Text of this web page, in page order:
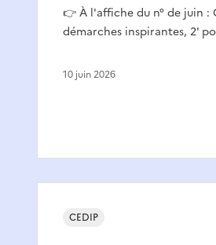
👉 À l'affiche du n° de juin :
démarches inspirantes, 2'
10 juin 2026
CEDIP